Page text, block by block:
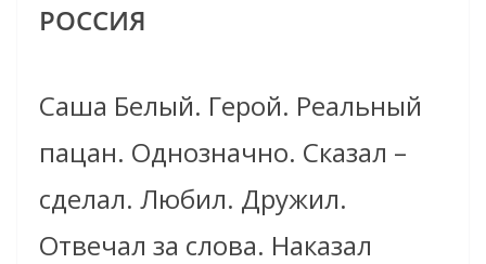
РОССИЯ
Саша Белый. Герой. Реальный
пацан. Однозначно. Сказал –
сделал. Любил. Дружил.
Отвечал за слова. Наказал